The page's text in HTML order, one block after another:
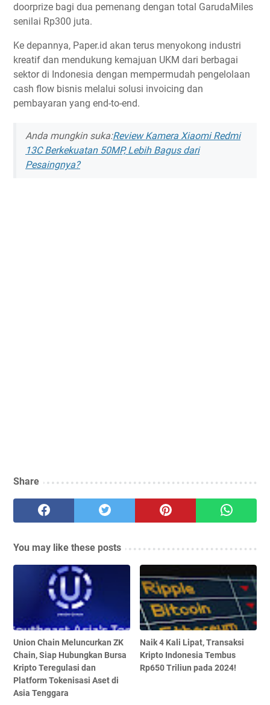
doorprize bagi dua pemenang dengan total GarudaMiles
senilai Rp300 juta.
Ke depannya, Paper.id akan terus menyokong industri
kreatif dan mendukung kemajuan UKM dari berbagai
sektor di Indonesia dengan mempermudah pengelolaan
cash flow bisnis melalui solusi invoicing dan
pembayaran yang end-to-end.
Anda mungkin suka:Review Kamera Xiaomi Redmi
13C Berkekuatan 50MP, Lebih Bagus dari
Pesaingnya?
Share
You may like these posts
Union Chain Meluncurkan ZK
Chain, Siap Hubungkan Bursa
Kripto Teregulasi dan
Platform Tokenisasi Aset di
Asia Tenggara
Naik 4 Kali Lipat, Transaksi
Kripto Indonesia Tembus
Rp650 Triliun pada 2024!